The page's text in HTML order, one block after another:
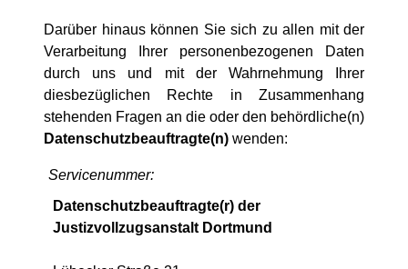
Darüber hinaus können Sie sich zu allen mit der
Verarbeitung Ihrer personenbezogenen Daten
durch uns und mit der Wahrnehmung Ihrer
diesbezüglichen Rechte in Zusammenhang
stehenden Fragen an die oder den behördliche(n)
Datenschutzbeauftragte(n) wenden:
Servicenummer:
Datenschutzbeauftragte(r) der
Justizvollzugsanstalt Dortmund